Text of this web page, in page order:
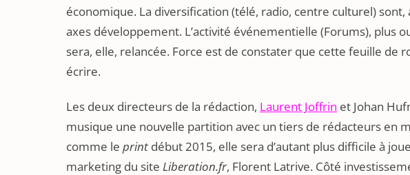
économique. La diversification (télé, radio, centre culturel)
axes développement. L’activité événementielle (Forums), plus
sera, elle, relancée. Force est de constater que cette feuille de
écrire.
Les deux directeurs de la rédaction, Laurent Joffrin et Johan
musique une nouvelle partition avec un tiers de rédacteurs en
comme le print début 2015, elle sera d’autant plus difficile à
marketing du site Liberation.fr, Florent Latrive. Côté